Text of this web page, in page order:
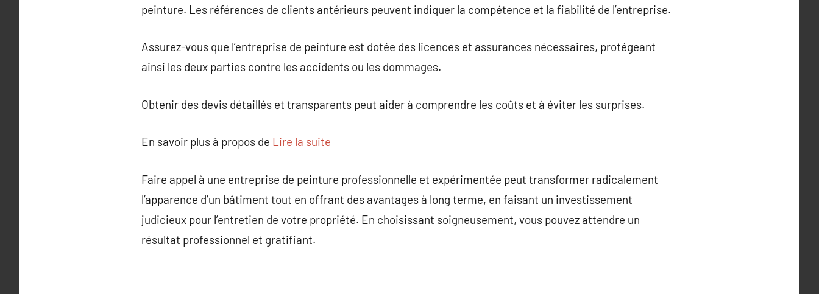
peinture. Les références de clients antérieurs peuvent indiquer la compétence et la fiabilité de l’entreprise.
Assurez-vous que l’entreprise de peinture est dotée des licences et assurances nécessaires, protégeant
ainsi les deux parties contre les accidents ou les dommages.
Obtenir des devis détaillés et transparents peut aider à comprendre les coûts et à éviter les surprises.
En savoir plus à propos de Lire la suite
Faire appel à une entreprise de peinture professionnelle et expérimentée peut transformer radicalement
l’apparence d’un bâtiment tout en offrant des avantages à long terme, en faisant un investissement
judicieux pour l’entretien de votre propriété. En choisissant soigneusement, vous pouvez attendre un
résultat professionnel et gratifiant.